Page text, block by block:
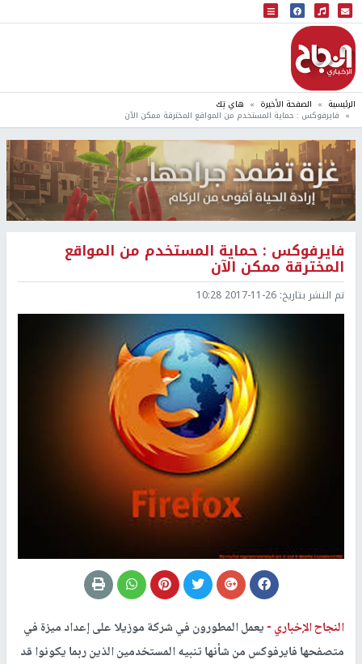
البث المباشر
إذاعة النجاح
الرئيسية الصفحة الأخيرة هاي تِك
فايرفوكس : حماية المستخدم من المواقع المخترقة ممكن الآن
فايرفوكس : حماية المستخدم من المواقع
المخترقة ممكن الآن
تم النشر بتاريخ: 2017-11-26 10:28
النجاح الإخباري -يعمل المطورون في شركة موزيلا على إعداد ميزة في
متصفحها فايرفوكس من شأنها تنبيه المستخدمين الذين ربما يكونوا قد